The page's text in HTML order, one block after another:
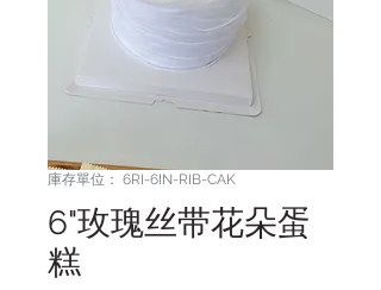
庫存單位： 6RI-6IN-RIB-CAK
6"玫瑰丝带花朵蛋
糕